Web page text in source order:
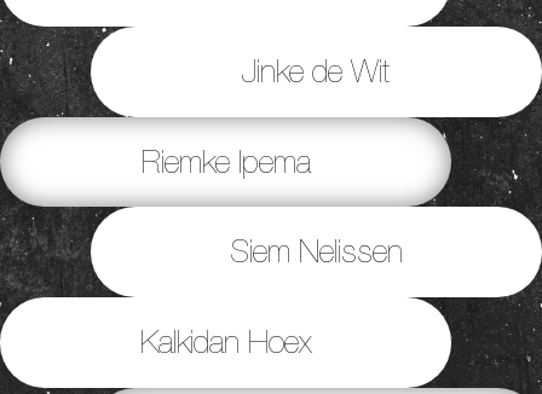
Jinke de Wit
Riemke Ipema
Siem Nelissen
Kalkidan Hoex